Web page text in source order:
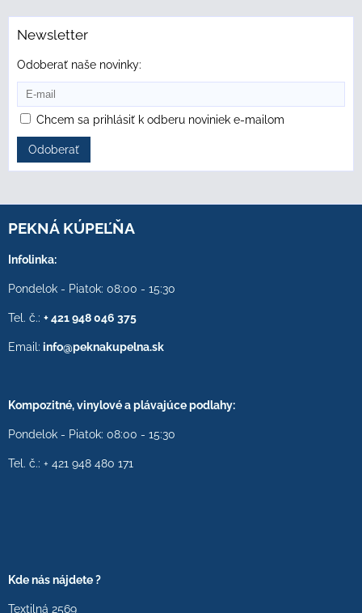
Newsletter
Odoberať naše novinky:
Chcem sa prihlásiť k odberu noviniek e-mailom
Odoberať
PEKNÁ KÚPEĽŇA
Infolinka:
Pondelok - Piatok: 08:00 - 15:30
Tel. č.: + 421 948 046 375
Email: info@peknakupelna.sk
Kompozitné, vinylové a plávajúce podlahy:
Pondelok - Piatok: 08:00 - 15:30
Tel. č.: + 421 948 480 171
Kde nás nájdete ?
Textilná 2569